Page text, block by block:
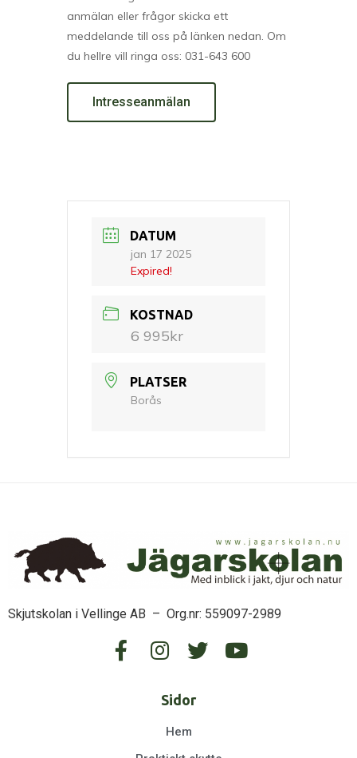
anmälan eller frågor skicka ett
meddelande till oss på länken nedan. Om
du hellre vill ringa oss: 031-643 600
Intresseanmälan
DATUM
jan 17 2025
Expired!
KOSTNAD
6 995kr
PLATSER
Borås
Skjutskolan i Vellinge AB – Org.nr: 559097-2989
Sidor
Hem